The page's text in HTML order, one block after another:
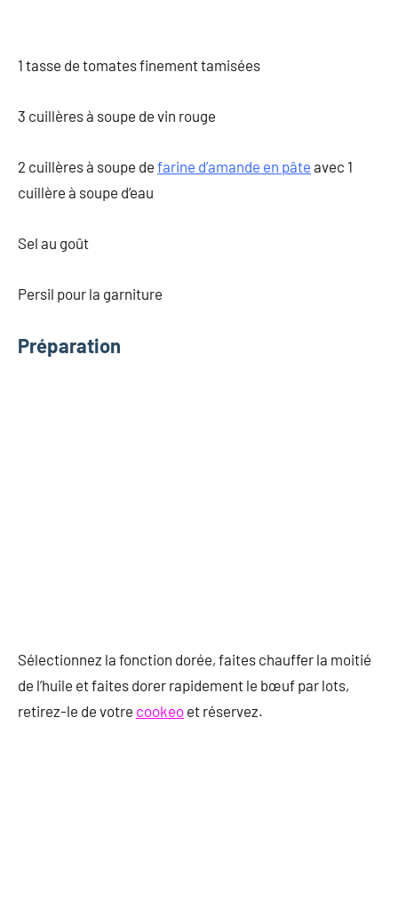
1 tasse de tomates finement tamisées
3 cuillères à soupe de vin rouge
2 cuillères à soupe de farine d’amande en pâte avec 1
cuillère à soupe d’eau
Sel au goût
Persil pour la garniture
Préparation
Sélectionnez la fonction dorée, faites chauffer la moitié
de l’huile et faites dorer rapidement le bœuf par lots,
retirez-le de votre cookeo et réservez.